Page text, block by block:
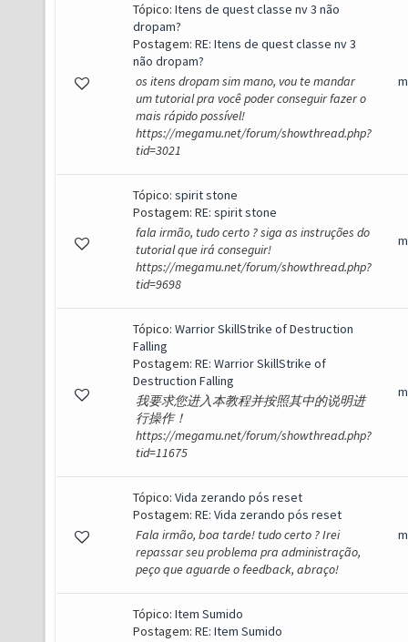
Tópico: Itens de quest classe nv 3 não
dropam?
Postagem: RE: Itens de quest classe nv 3
não dropam?
os itens dropam sim mano, vou te mandar
um tutorial pra você poder conseguir fazer o
mais rápido possível!
https://megamu.net/forum/showthread.php?
tid=3021
Tópico: spirit stone
Postagem: RE: spirit stone
fala irmão, tudo certo ? siga as instruções do
tutorial que irá conseguir!
https://megamu.net/forum/showthread.php?
tid=9698
Tópico: Warrior SkillStrike of Destruction
Falling
Postagem: RE: Warrior SkillStrike of
Destruction Falling
我要求您进入本教程并按照其中的说明进
行操作！
https://megamu.net/forum/showthread.php?
tid=11675
Tópico: Vida zerando pós reset
Postagem: RE: Vida zerando pós reset
Fala irmão, boa tarde! tudo certo ? Irei
repassar seu problema pra administração,
peço que aguarde o feedback, abraço!
Tópico: Item Sumido
Postagem: RE: Item Sumido